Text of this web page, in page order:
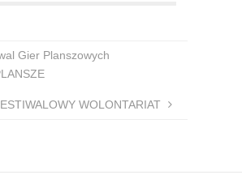
Gier Planszowych
WOLONTARIAT